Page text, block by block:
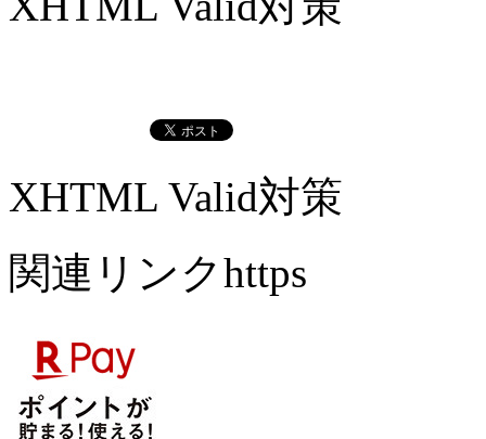
XHTML Valid対策
関連リンクhttps